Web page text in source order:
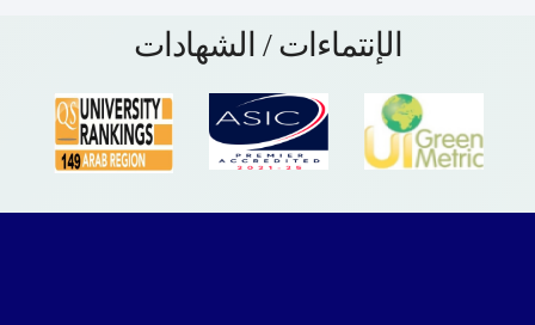
الإنتماءات / الشهادات